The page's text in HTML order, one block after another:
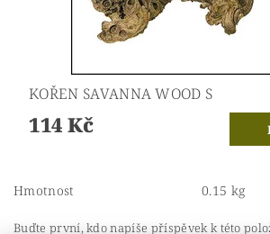
KOŘEN SAVANNA WOOD S
114 Kč
Hmotnost 0.15 kg
Buďte první, kdo napíše příspěvek k této